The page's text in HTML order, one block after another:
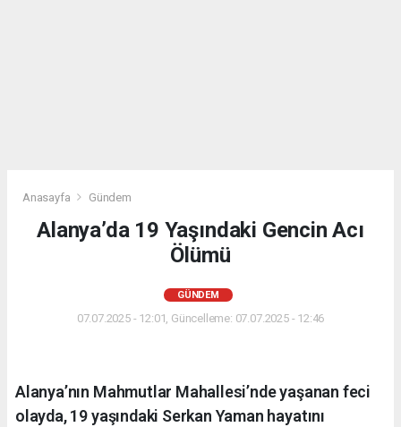
Anasayfa Gündem
Alanya’da 19 Yaşındaki Gencin Acı
Ölümü
GÜNDEM
07.07.2025 - 12:01, Güncelleme: 07.07.2025 - 12:46
Alanya’nın Mahmutlar Mahallesi’nde yaşanan feci
olayda, 19 yaşındaki Serkan Yaman hayatını